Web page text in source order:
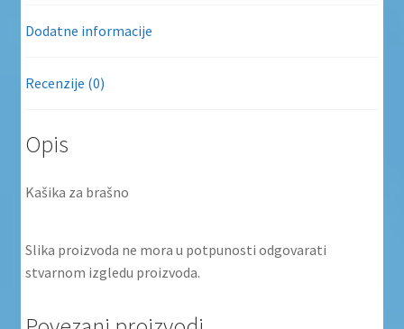
Dodatne informacije
Recenzije (0)
Opis
Kašika za brašno
Slika proizvoda ne mora u potpunosti odgovarati
stvarnom izgledu proizvoda.